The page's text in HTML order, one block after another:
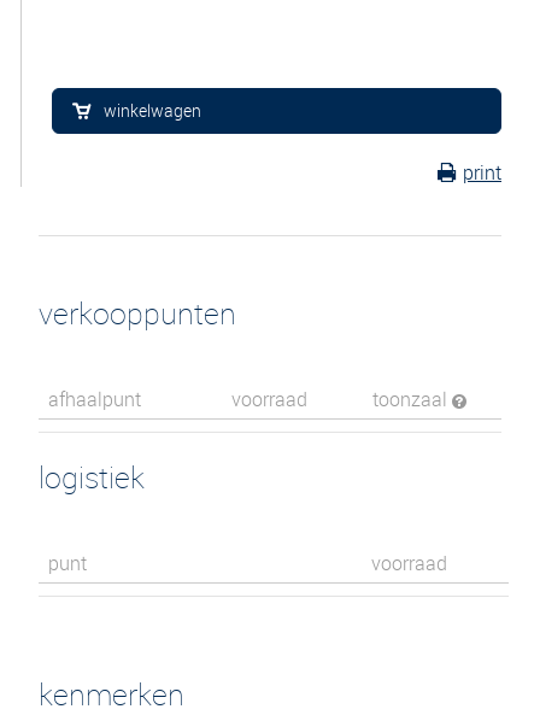
winkelwagen
print
verkooppunten
afhaalpunt voorraad toonzaal
logistiek
punt voorraad
kenmerken